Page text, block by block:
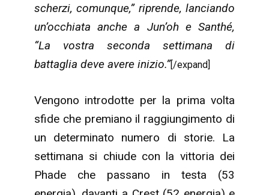
scherzi, comunque,” riprende, lanciando
un’occhiata anche a Jun’oh e Santhé,
“La vostra seconda settimana di
battaglia deve avere inizio.”[/expand]
Vengono introdotte per la prima volta
sfide che premiano il raggiungimento di
un determinato numero di storie. La
settimana si chiude con la vittoria dei
Phade che passano in testa (53